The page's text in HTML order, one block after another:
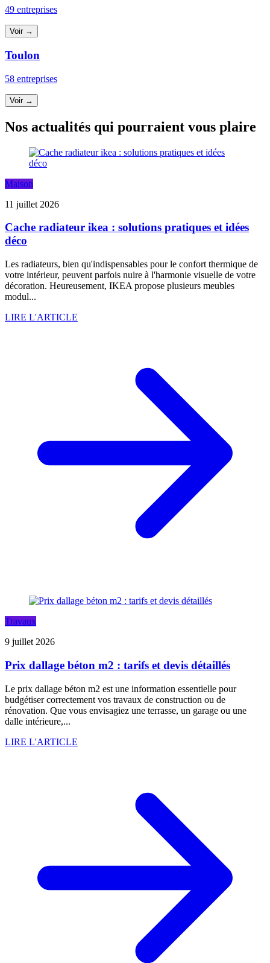
49 entreprises
Voir →
Toulon
58 entreprises
Voir →
Nos actualités qui pourraient vous plaire
Maison
11 juillet 2026
Cache radiateur ikea : solutions pratiques et idées
déco
Les radiateurs, bien qu'indispensables pour le confort thermique de
votre intérieur, peuvent parfois nuire à l'harmonie visuelle de votre
décoration. Heureusement, IKEA propose plusieurs meubles
modul...
LIRE L'ARTICLE
Travaux
9 juillet 2026
Prix dallage béton m2 : tarifs et devis détaillés
Le prix dallage béton m2 est une information essentielle pour
budgétiser correctement vos travaux de construction ou de
rénovation. Que vous envisagiez une terrasse, un garage ou une
dalle intérieure,...
LIRE L'ARTICLE